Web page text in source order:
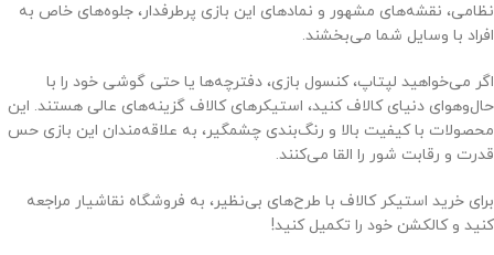
نظامی، نقشه‌های مشهور و نمادهای این بازی پرطرفدار، جلوه‌های خاص به
افراد با وسایل شما می‌بخشند.
اگر می‌خواهید لپتاپ، کنسول بازی، دفترچه‌ها یا حتی گوشی خود را با
حال‌وهوای دنیای کالاف کنید، استیکرهای کالاف گزینه‌های عالی هستند. این
محصولات با کیفیت بالا و رنگ‌بندی چشمگیر، به علاقه‌مندان این بازی حس
قدرت و رقابت شور را القا می‌کنند.
برای خرید استیکر کالاف با طرح‌های بی‌نظیر، به فروشگاه نقاشیار مراجعه
کنید و کالکشن خود را تکمیل کنید!